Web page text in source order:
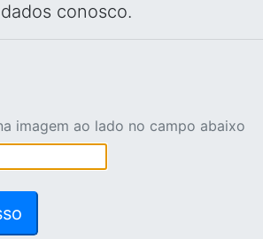
conosco.
imagem ao lado no campo abaixo